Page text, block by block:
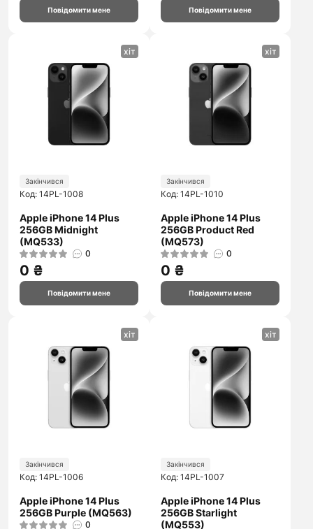
Повідомити мене Повідомити мене
хіт
Закінчився
Код: 14PL-1008
Apple iPhone 14 Plus
256GB Midnight
(MQ533)
0
0 ₴
Повідомити мене
хіт
Закінчився
Код: 14PL-1010
Apple iPhone 14 Plus
256GB Product Red
(MQ573)
0
0 ₴
Повідомити мене
хіт
Закінчився
Код: 14PL-1006
Apple iPhone 14 Plus
256GB Purple (MQ563)
0
хіт
Закінчився
Код: 14PL-1007
Apple iPhone 14 Plus
256GB Starlight
(MQ553)